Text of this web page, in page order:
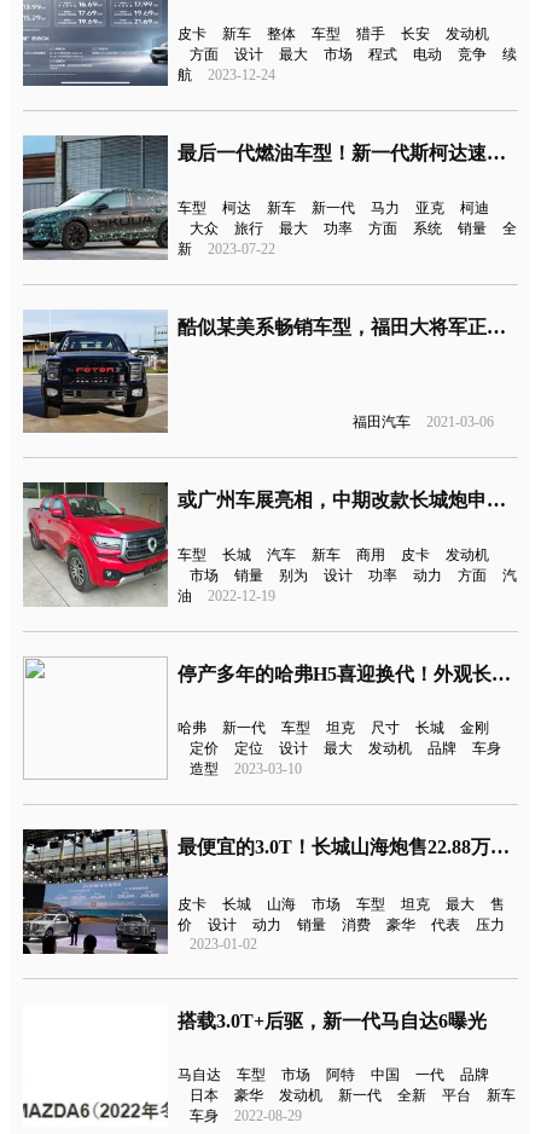
皮卡 新车 整体 车型 猎手 长安
发动机
方面
设计 最大 市场 程式 电动 竞争
续
航
2023-12-24
最后一代燃油车型！新一代斯柯达速派曝光
车型 柯达 新车 新一代 马力 亚克
柯迪
大众
旅行 最大 功率 方面 系统 销量
全
新
2023-07-22
酷似某美系畅销车型，福田大将军正式上市
福田汽车 2021-03-06
或广州车展亮相，中期改款长城炮申报图曝光
车型 长城 汽车 新车 商用 皮卡
发动机
市场
销量 别为 设计 功率 动力 方面
汽
油
2022-12-19
停产多年的哈弗H5喜迎换代！外观长这样
哈弗 新一代 车型 坦克 尺寸 长城
金刚
定价
定位 设计 最大 发动机 品牌
车身
造型
2023-03-10
最便宜的3.0T！长城山海炮售22.88万元起
皮卡 长城 山海 市场 车型 坦克 最大
售
价
设计 动力 销量 消费 豪华 代表
压力
2023-01-02
搭载3.0T+后驱，新一代马自达6曝光
马自达 车型 市场 阿特 中国 一代
品牌
日本
豪华 发动机 新一代 全新 平台
新车
车身
2022-08-29